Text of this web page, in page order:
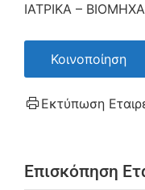
ΙΑΤΡΙΚΑ –
Κοινοποίηση
Εκτύπωση
Επισκόπηση